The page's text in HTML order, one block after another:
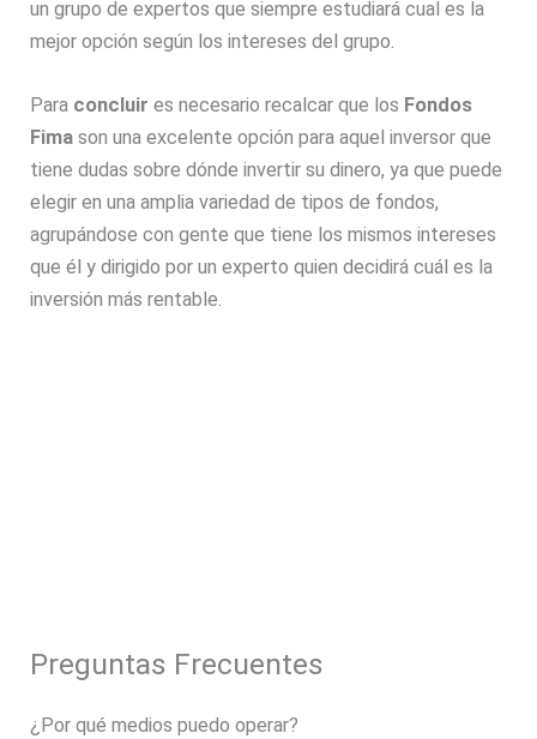
un grupo de expertos que siempre estudiará cual es la
mejor opción según los intereses del grupo.
Para concluir es necesario recalcar que los Fondos
Fima son una excelente opción para aquel inversor que
tiene dudas sobre dónde invertir su dinero, ya que puede
elegir en una amplia variedad de tipos de fondos,
agrupándose con gente que tiene los mismos intereses
que él y dirigido por un experto quien decidirá cuál es la
inversión más rentable.
Preguntas Frecuentes
¿Por qué medios puedo operar?